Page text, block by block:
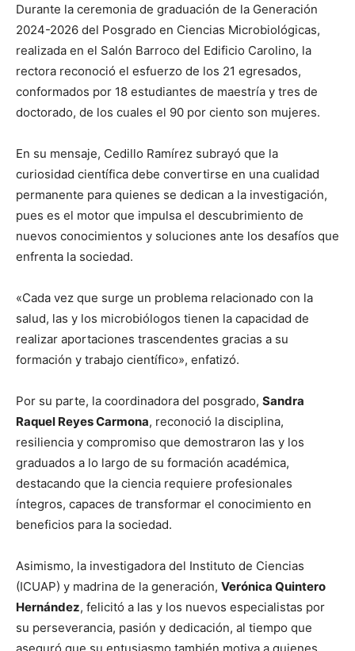
Durante la ceremonia de graduación de la Generación
2024-2026 del Posgrado en Ciencias Microbiológicas,
realizada en el Salón Barroco del Edificio Carolino, la
rectora reconoció el esfuerzo de los 21 egresados,
conformados por 18 estudiantes de maestría y tres de
doctorado, de los cuales el 90 por ciento son mujeres.
En su mensaje, Cedillo Ramírez subrayó que la
curiosidad científica debe convertirse en una cualidad
permanente para quienes se dedican a la investigación,
pues es el motor que impulsa el descubrimiento de
nuevos conocimientos y soluciones ante los desafíos que
enfrenta la sociedad.
«Cada vez que surge un problema relacionado con la
salud, las y los microbiólogos tienen la capacidad de
realizar aportaciones trascendentes gracias a su
formación y trabajo científico», enfatizó.
Por su parte, la coordinadora del posgrado, Sandra
Raquel Reyes Carmona, reconoció la disciplina,
resiliencia y compromiso que demostraron las y los
graduados a lo largo de su formación académica,
destacando que la ciencia requiere profesionales
íntegros, capaces de transformar el conocimiento en
beneficios para la sociedad.
Asimismo, la investigadora del Instituto de Ciencias
(ICUAP) y madrina de la generación, Verónica Quintero
Hernández, felicitó a las y los nuevos especialistas por
su perseverancia, pasión y dedicación, al tiempo que